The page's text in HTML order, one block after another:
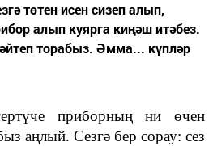
төтен исен сизеп алып,
алып куярга киңәш итәбез.
торабыз. Әмма... күпләр
приборның ни өчен
аңлый. Сезгә бер сорау: сез